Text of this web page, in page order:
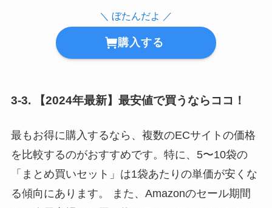
＼ ぼたんだよ ／
購入する
3-3. 【2024年最新】最安値で買うならココ！
最もお得に購入するなら、複数のECサイトの価格
を比較するのがおすすめです。特に、5〜10袋の
「まとめ買いセット」は1袋あたりの単価が安くな
る傾向にあります。 また、Amazonのセール期間